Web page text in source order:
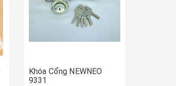
Khóa Cổng NEWNEO
9331